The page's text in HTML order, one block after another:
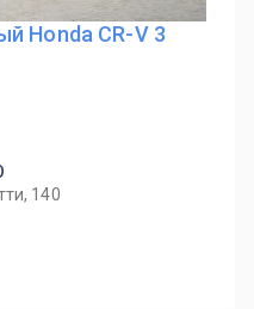
Honda CR-V 3
140